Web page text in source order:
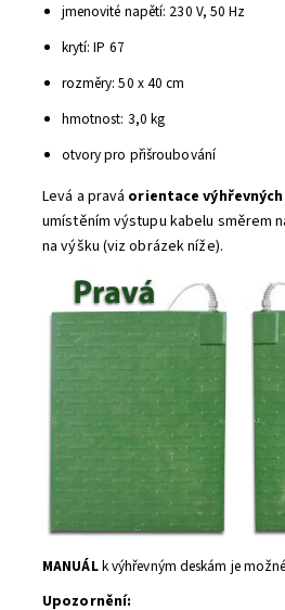
jmenovité napětí: 230 V, 50 Hz
krytí: IP 67
rozměry: 50 x 40 cm
hmotnost: 3,0 kg
otvory pro přišroubování
Levá a pravá orientace
umístěním výstupu kabelu směrem
na výšku (viz obrázek níže).
MANUÁLk výhřevným deskám je
Upozornění: